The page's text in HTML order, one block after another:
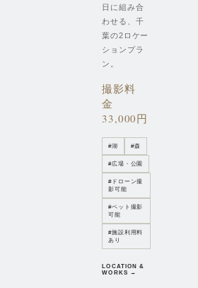
日に組み合
わせる、千
葉の2ロケー
ションプラ
ン。
撮影料
金
33,000円
#湖 #森
# 広場・公園
# ドローン撮
影可能
#ペット撮影
可能
#施設利用料
あり
LOCATION &
WORKS →